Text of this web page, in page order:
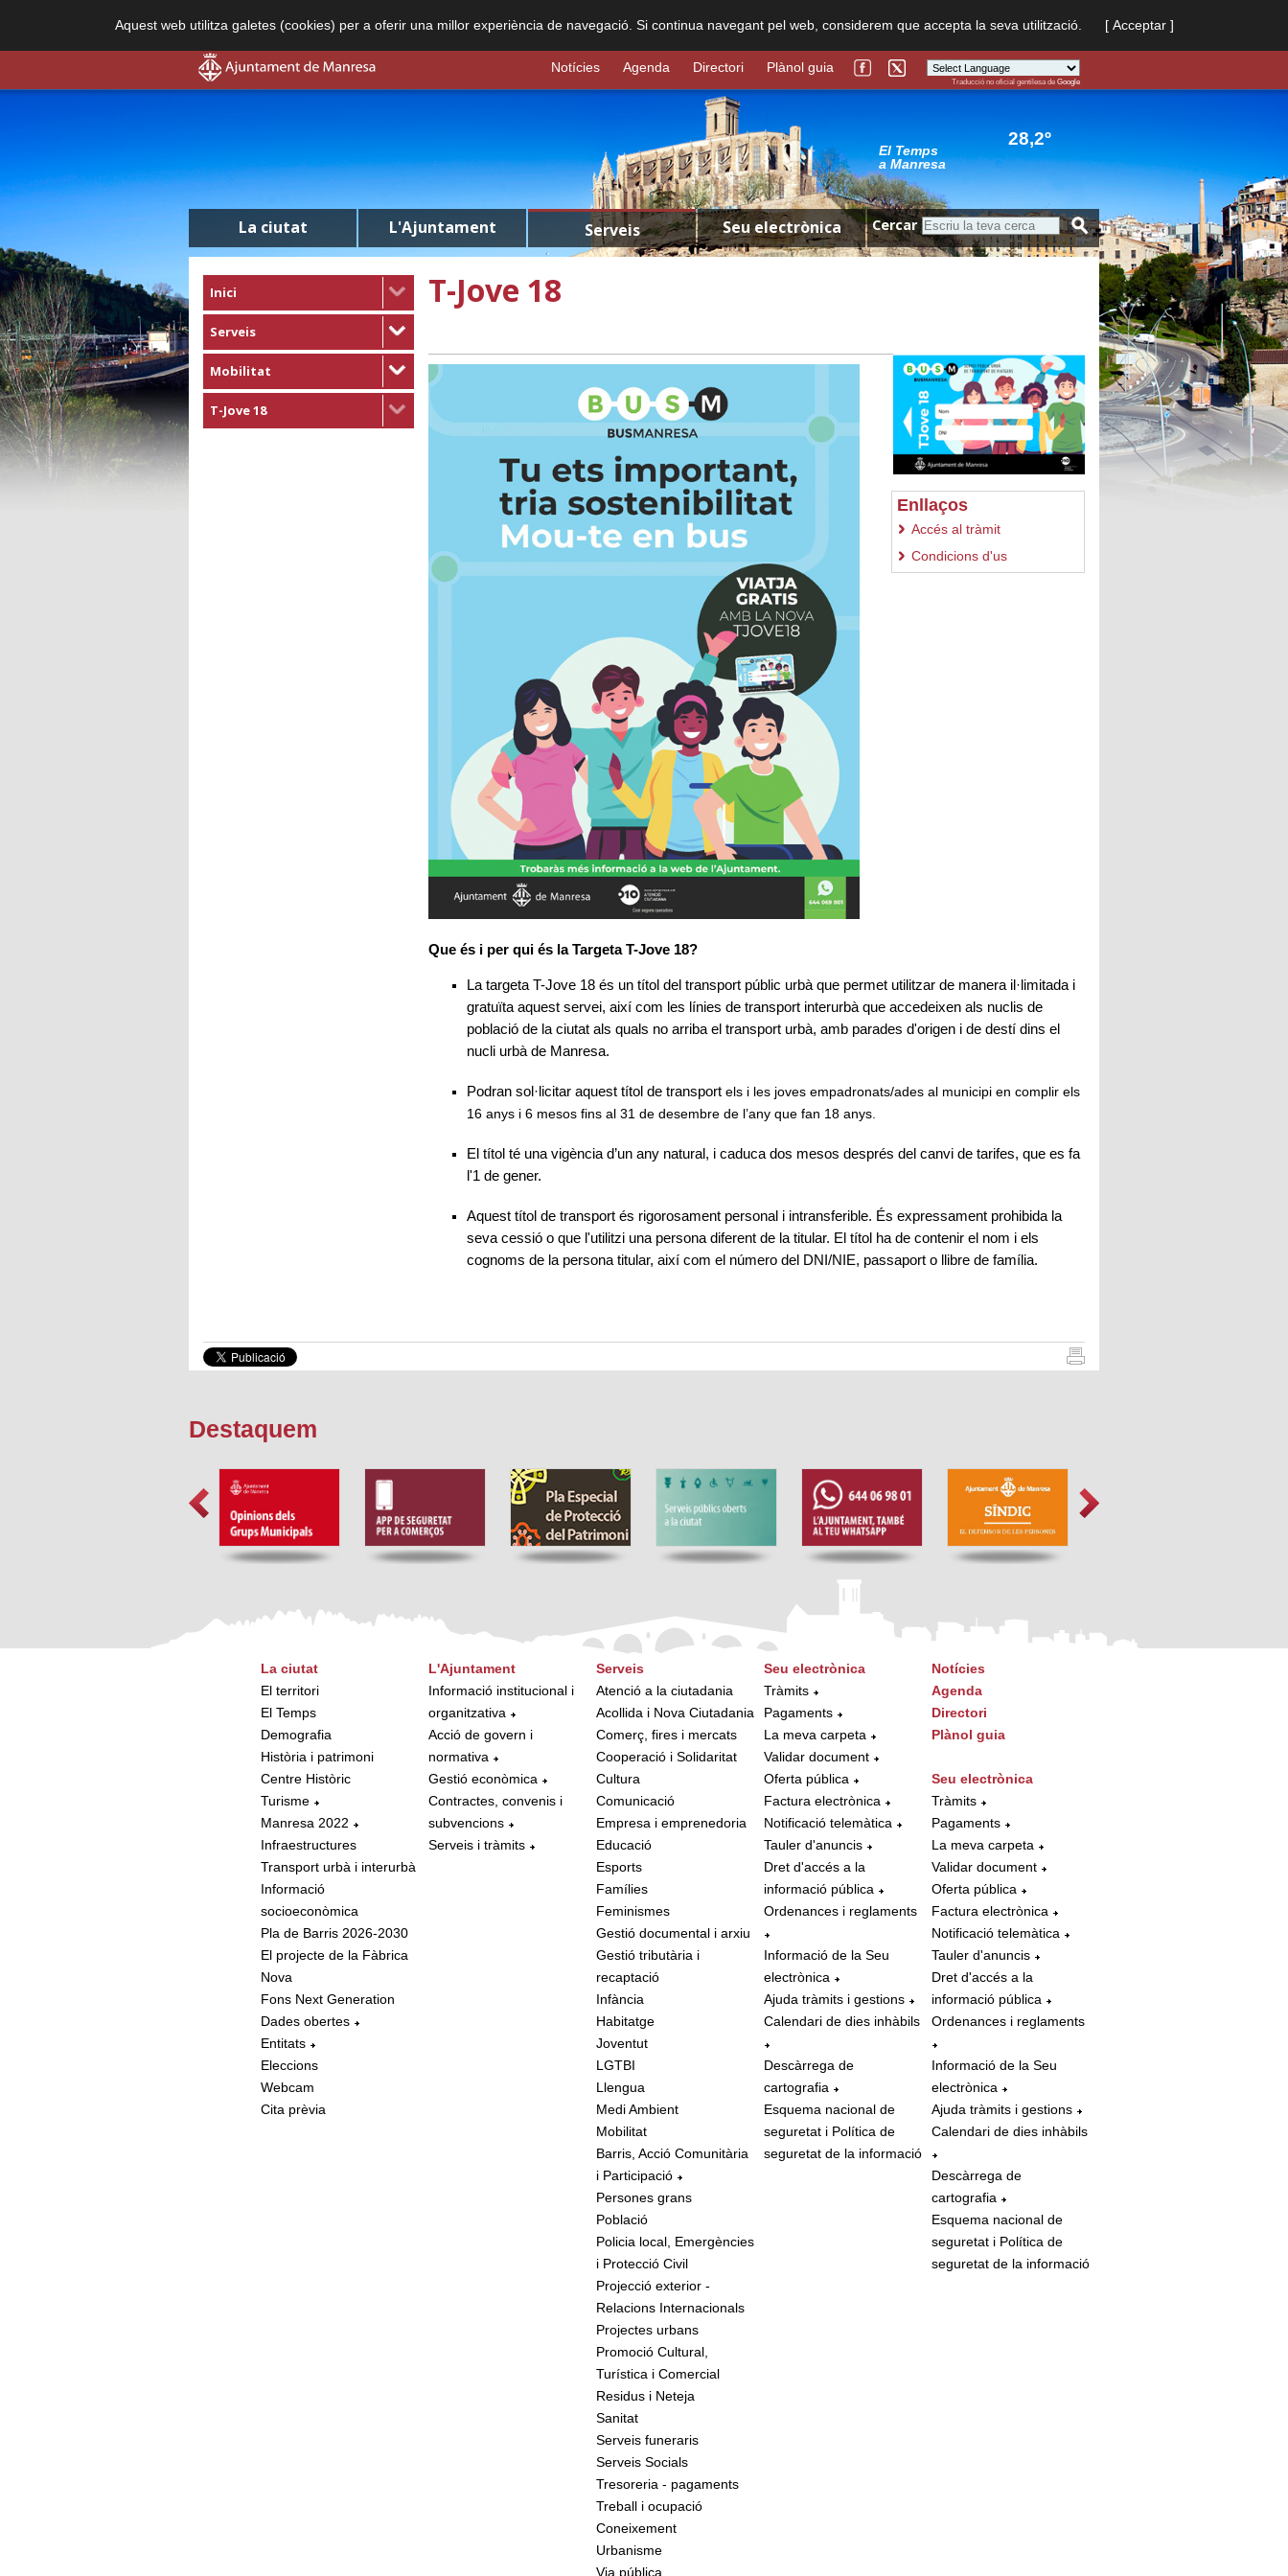
Aquest web utilitza galetes (cookies) per a oferir una millor experiència de navegació. Si continua navegant pel web, considerem que accepta la seva utilització. [ Acceptar ]
Powered by
Traducció no oficial gentilesa de Google
Notícies Agenda Directori Plànol guia
El Temps
a Manresa
28,2º
La ciutat L'Ajuntament Serveis Seu electrònica Cercar
Inici
Serveis
Mobilitat
T-Jove 18
T-Jove 18
Enllaços
Accés al tràmit
Condicions d'us
Que és i per qui és la Targeta T-Jove 18?
La targeta T-Jove 18 és un títol del transport públic urbà que permet utilitzar de manera il·limitada i
gratuïta aquest servei, així com les línies de transport interurbà que accedeixen als nuclis de
població de la ciutat als quals no arriba el transport urbà, amb parades d'origen i de destí dins el
nucli urbà de Manresa.
Podran sol·licitar aquest títol de transport els i les joves empadronats/ades al municipi en complir els
16 anys i 6 mesos fins al 31 de desembre de l’any que fan 18 anys.
El títol té una vigència d’un any natural, i caduca dos mesos després del canvi de tarifes, que es fa
l'1 de gener.
Aquest títol de transport és rigorosament personal i intransferible. És expressament prohibida la
seva cessió o que l'utilitzi una persona diferent de la titular. El títol ha de contenir el nom i els
cognoms de la persona titular, així com el número del DNI/NIE, passaport o llibre de família.
Destaquem
La ciutat
El territori
El Temps
Demografia
Història i patrimoni
Centre Històric
Turisme
Manresa 2022
Infraestructures
Transport urbà i interurbà
Informació
socioeconòmica
Pla de Barris 2026-2030
El projecte de la Fàbrica
Nova
Fons Next Generation
Dades obertes
Entitats
Eleccions
Webcam
Cita prèvia
L'Ajuntament
Informació institucional i
organitzativa
Acció de govern i
normativa
Gestió econòmica
Contractes, convenis i
subvencions
Serveis i tràmits
Serveis
Atenció a la ciutadania
Acollida i Nova Ciutadania
Comerç, fires i mercats
Cooperació i Solidaritat
Cultura
Comunicació
Empresa i emprenedoria
Educació
Esports
Famílies
Feminismes
Gestió documental i arxiu
Gestió tributària i
recaptació
Infància
Habitatge
Joventut
LGTBI
Llengua
Medi Ambient
Mobilitat
Barris, Acció Comunitària
i Participació
Persones grans
Població
Policia local, Emergències
i Protecció Civil
Projecció exterior -
Relacions Internacionals
Projectes urbans
Promoció Cultural,
Turística i Comercial
Residus i Neteja
Sanitat
Serveis funeraris
Serveis Socials
Tresoreria - pagaments
Treball i ocupació
Coneixement
Urbanisme
Via pública
Seu electrònica
Tràmits
Pagaments
La meva carpeta
Validar document
Oferta pública
Factura electrònica
Notificació telemàtica
Tauler d'anuncis
Dret d'accés a la
informació pública
Ordenances i reglaments
Informació de la Seu
electrònica
Ajuda tràmits i gestions
Calendari de dies inhàbils
Descàrrega de
cartografia
Esquema nacional de
seguretat i Política de
seguretat de la informació
Notícies
Agenda
Directori
Plànol guia
Seu electrònica
Tràmits
Pagaments
La meva carpeta
Validar document
Oferta pública
Factura electrònica
Notificació telemàtica
Tauler d'anuncis
Dret d'accés a la
informació pública
Ordenances i reglaments
Informació de la Seu
electrònica
Ajuda tràmits i gestions
Calendari de dies inhàbils
Descàrrega de
cartografia
Esquema nacional de
seguretat i Política de
seguretat de la informació